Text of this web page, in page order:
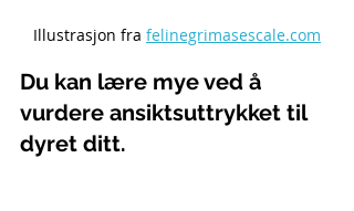
Illustrasjon fra felinegrimasescale.com
Du kan lære mye ved å
vurdere ansiktsuttrykket til
dyret ditt.